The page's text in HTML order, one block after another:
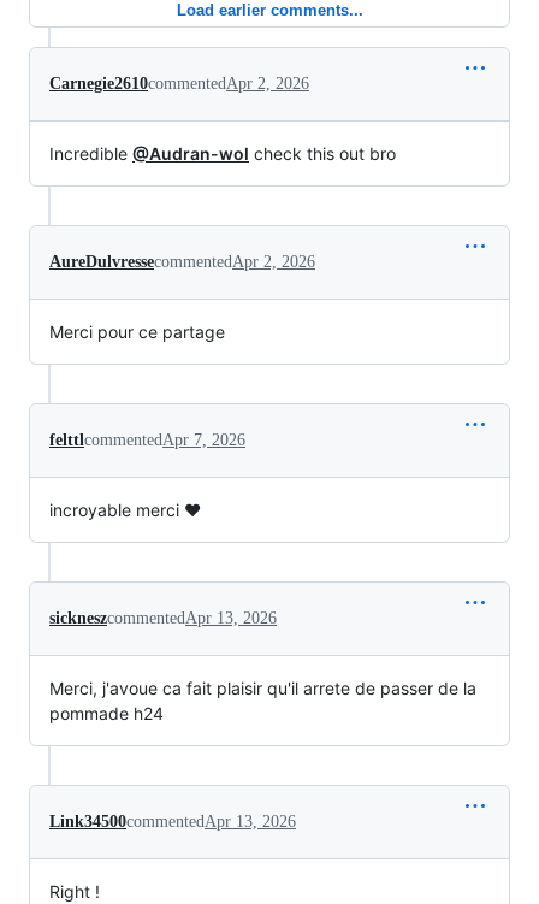
Load earlier comments...
Carnegie2610commentedApr 2, 2026
Incredible @Audran-wol check this out bro
AureDulvressecommentedApr 2, 2026
Merci pour ce partage
felttlcommentedApr 7, 2026
incroyable merci ♥
sickneszcommentedApr 13, 2026
Merci, j'avoue ca fait plaisir qu'il arrete de passer de la
pommade h24
Link34500commentedApr 13, 2026
Right !